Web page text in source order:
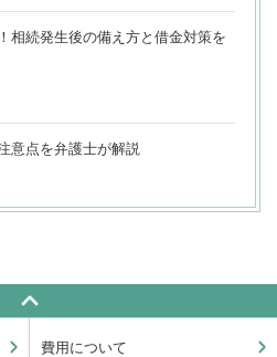
相続発生後の備え方と借金対策を
意点を弁護士が解説
費用について